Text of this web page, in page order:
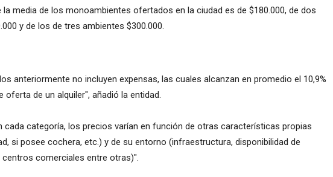
media de los monoambientes ofertados en la ciudad es de $180.000, de dos
y de los de tres ambientes $300.000.
anteriormente no incluyen expensas, las cuales alcanzan en promedio el 10,9%
oferta de un alquiler", añadió la entidad.
cada categoría, los precios varían en función de otras características propias
si posee cochera, etc.) y de su entorno (infraestructura, disponibilidad de
comerciales entre otras)".